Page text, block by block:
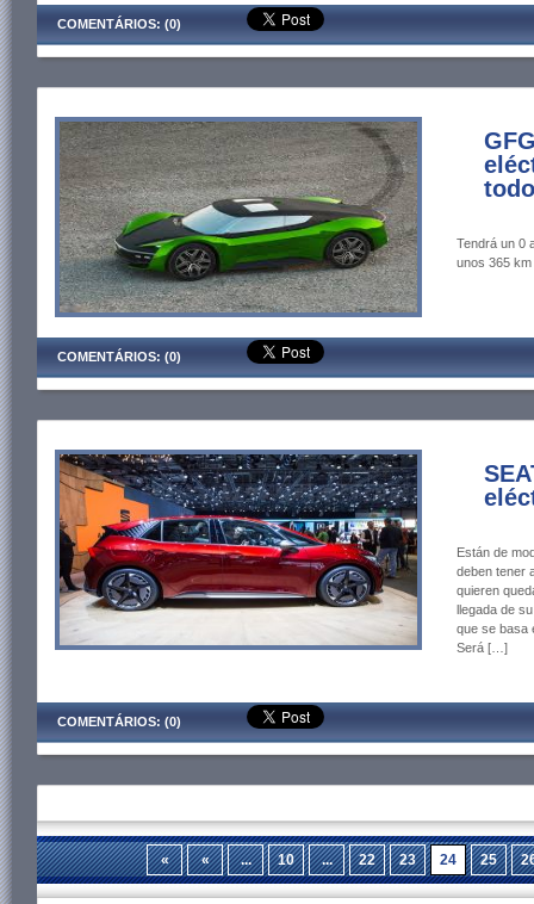
COMENTÁRIOS: (0)
Tendrá un 0
unos 365
COMENTÁRIOS: (0)
Están de
deben tener
quieren
llegada de
que se basa
Será […]
COMENTÁRIOS: (0)
« « ... 10 ... 22 23 24 25